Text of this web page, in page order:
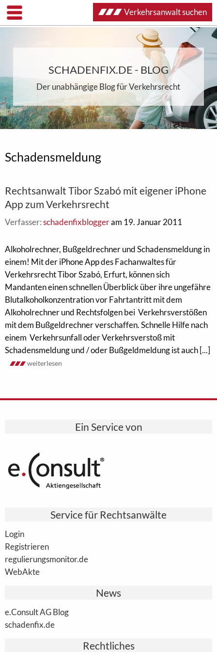
SCHADENFIX.DE - BLOG
Der unabhängige Blog für Verkehrsrecht
Schadensmeldung
Rechtsanwalt Tibor Szabó mit eigener iPhone
App zum Verkehrsrecht
Verfasser:schadenfixbloggeram 19. Januar 2011
Alkoholrechner, Bußgeldrechner und Schadensmeldung in
einem! Mit der iPhone App des Fachanwaltes für
Verkehrsrecht Tibor Szabó, Erfurt, können sich
Mandanten einen schnellen Überblick über ihre ungefähre
Blutalkoholkonzentration vor Fahrtantritt mit dem
Alkoholrechner und Rechtsfolgen bei Verkehrsverstößen
mit dem Bußgeldrechner verschaffen. Schnelle Hilfe nach
einem Verkehrsunfall oder Verkehrsverstoß mit
Schadensmeldung und / oder Bußgeldmeldung ist auch [...]
weiterlesen
Ein Service von
Service für Rechtsanwälte
Login
Registrieren
regulierungsmonitor.de
WebAkte
News
e.Consult AG Blog
schadenfix.de
Rechtliches
Verkehrsanwalt suchen